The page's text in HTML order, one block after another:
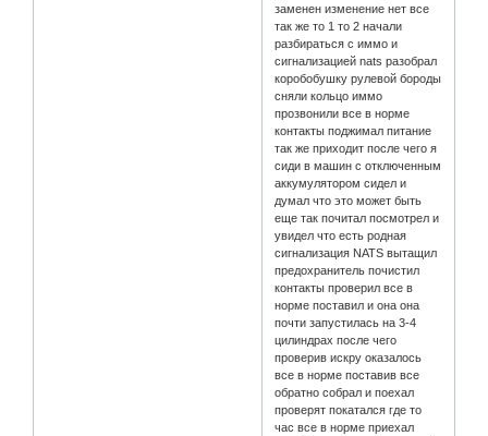
заменен изменение нет все
так же то 1 то 2 начали
разбираться с иммо и
сигнализацией nats разобрал
коробобушку рулевой бороды
сняли кольцо иммо
прозвонили все в норме
контакты поджимал питание
так же приходит после чего я
сиди в машин с отключенным
аккумулятором сидел и
думал что это может быть
еще так почитал посмотрел и
увидел что есть родная
сигнализация NATS вытащил
предохранитель почистил
контакты проверил все в
норме поставил и она она
почти запустилась на 3-4
цилиндрах после чего
проверив искру оказалось
все в норме поставив все
обратно собрал и поехал
проверят покатался где то
час все в норме приехал